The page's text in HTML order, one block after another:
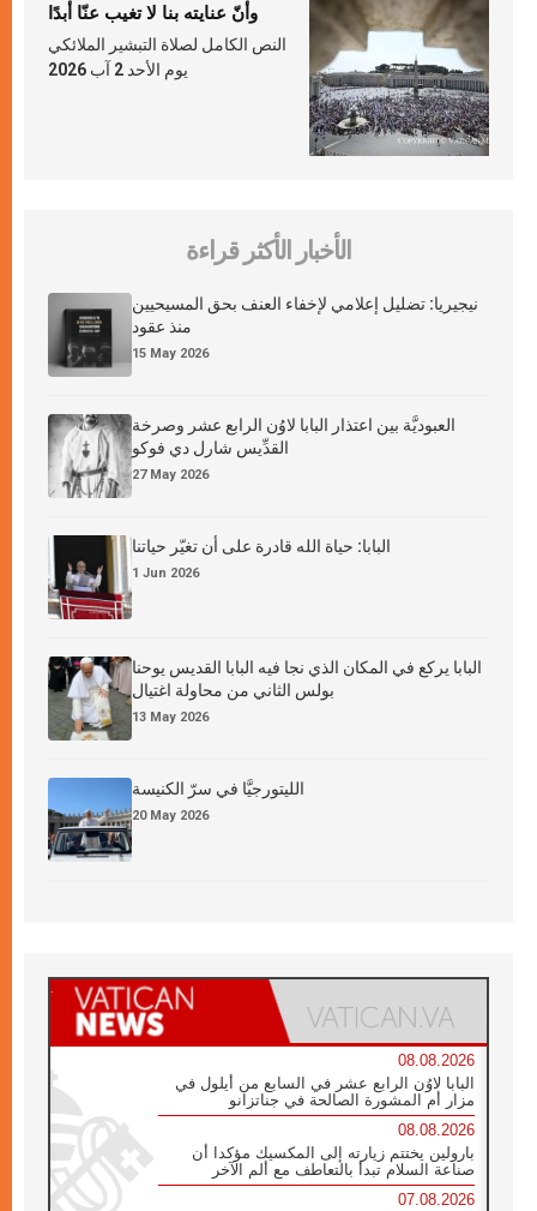
وأنّ عنايته بنا لا تغيب عنّا أبدًا
النص الكامل لصلاة التبشير الملائكي
يوم الأحد 2 آب 2026
الأخبار الأكثر قراءة
نيجيريا: تضليل إعلامي لإخفاء العنف بحق المسيحيين
منذ عقود
15 May 2026
العبوديَّة بين اعتذار البابا لاوُن الرابع عشر وصرخة
القدِّيس شارل دي فوكو
27 May 2026
البابا: حياة الله قادرة على أن تغيّر حياتنا
1 Jun 2026
البابا يركع في المكان الذي نجا فيه البابا القديس يوحنا
بولس الثاني من محاولة اغتيال
13 May 2026
الليتورجيَّا في سرّ الكنيسة
20 May 2026
08.08.2026
البابا لاوُن الرابع عشر في السابع من أيلول في
مزار أم المشورة الصالحة في جناتزانو
08.08.2026
بارولين يختتم زيارته إلى المكسيك مؤكدا أن
صناعة السلام تبدأ بالتعاطف مع ألم الآخر
07.08.2026